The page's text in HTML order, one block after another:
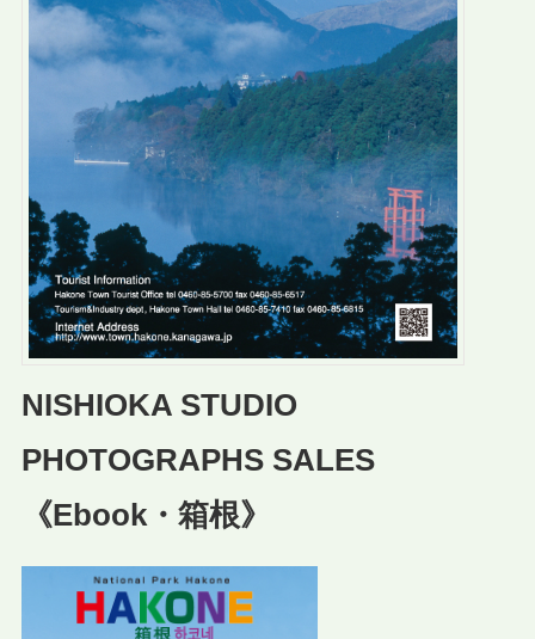
NISHIOKA STUDIO
PHOTOGRAPHS SALES
《Ebook・箱根》